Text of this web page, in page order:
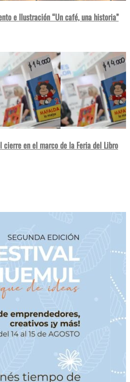
e Ilustración “Un café, una historia”
cierre en el marco de la Feria del Libro